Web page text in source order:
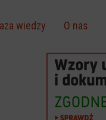
wiedzy O nas